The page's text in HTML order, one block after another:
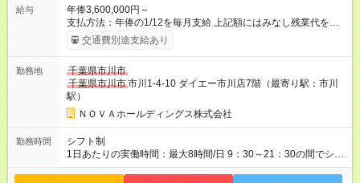
給与
年俸3,600,000円～
支払方法：年俸の1/12を毎月支給 上記額にはみなし残業代を含
みます。※超過分は全額支給いたします。 みなし残業代 30,000
円／月 みなし残業時間 15時間／月 ★頑張りが収入に直結！イン
ど、成果に応じて年2回インセンティブを支給します。一般職の
社員が、半期で20～30万円のインセンティブを手にした実績
も。頑張りが目に見える形で収入に還元されるため、高いモチ
ベーションで仕事に取り組めます。 ★毎月チャンスあり！スピ
ーディな昇格。 ―――――――――――― 年1回の査定に加
え、毎月、現場の管理職が優秀な人材を役員に推薦する制度が
あります。実力が認められれば、年度の途中でも昇格。実際、
アアップするケースも珍しくありません。 【試用期間】試用期
交通費別途支給あり
勤務地
千葉県市川市
千葉県市川市市川1-4-10 ダイエー市川店7階（最寄り駅：市川
駅）
ＮＯＶＡホールディングス株式会社
勤務時間
シフト制
1日あたりの実働時間：最大8時間/日 9：30～21：30の間でシフ
ト制 ［ シフト例 ］ ・平日⇒12：30-21：30 ・土日祝⇒10：00-